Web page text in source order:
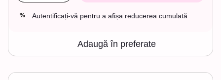
% Autentificați-vă pentru a afișa reducerea cumulată
Adaugă în preferate